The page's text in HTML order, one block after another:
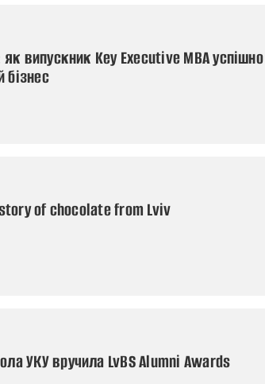
випускник Key Executive MBA успішно
бізнес
of chocolate from Lviv
УКУ вручила LvBS Alumni Awards